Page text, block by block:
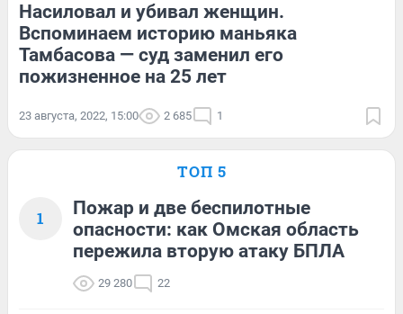
Насиловал и убивал женщин.
Вспоминаем историю маньяка
Тамбасова — суд заменил его
пожизненное на 25 лет
23 августа, 2022, 15:00 2 685 1
ТОП 5
1
Пожар и две беспилотные
опасности: как Омская область
пережила вторую атаку БПЛА
29 280 22